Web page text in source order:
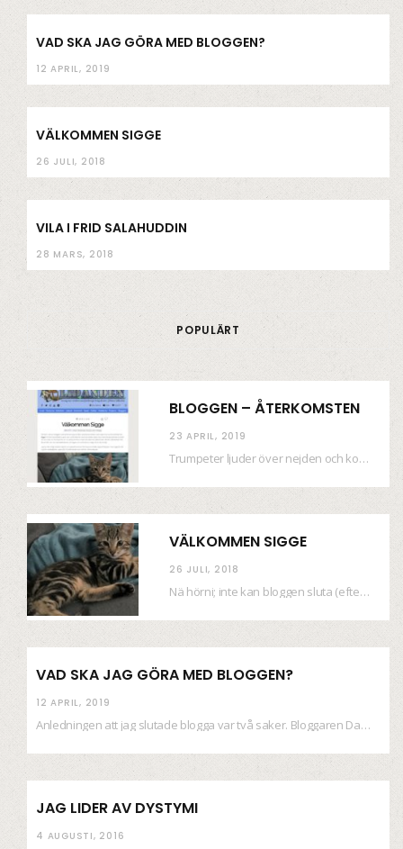
VAD SKA JAG GÖRA MED BLOGGEN?
12 APRIL, 2019
VÄLKOMMEN SIGGE
26 JULI, 2018
VILA I FRID SALAHUDDIN
28 MARS, 2018
POPULÄRT
BLOGGEN – ÅTERKOMSTEN
23 APRIL, 2019
Trumpeter ljuder över nejden och konfetti regnar längsmed husfasaderna – FREDEN ÄR HÄR! Eller ahem.…
VÄLKOMMEN SIGGE
26 JULI, 2018
Nä hörni; inte kan bloggen sluta (eftersom jag så sällan uppdaterar skiten) i sånt supermoll.…
VAD SKA JAG GÖRA MED BLOGGEN?
12 APRIL, 2019
Anledningen att jag slutade blogga var två saker. Bloggaren Daniel skrev ut checkar som personen…
JAG LIDER AV DYSTYMI
4 AUGUSTI, 2016